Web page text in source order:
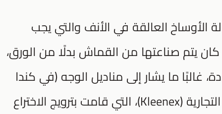
الأوساخ العالقة في الأنف والتي يجب
يتم صناعتها من القماش بدلًا من الورق،
غالبًا ما يشار إلى مناديل الوجه (في كندا
والولايات المتحدة) بواسطة العلامة التجارية (Kleenex)، التي قامت بترويج الاختراع